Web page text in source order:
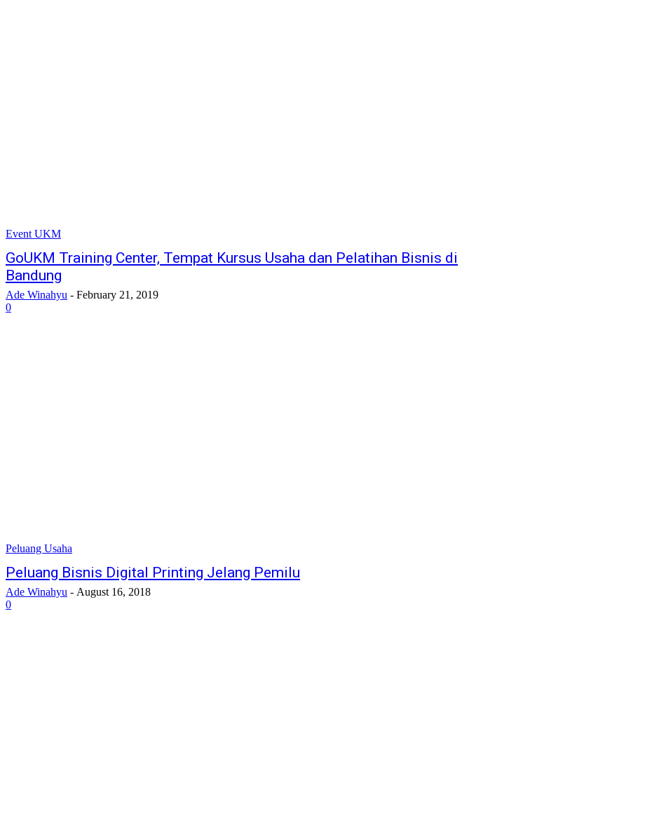
Event UKM
GoUKM Training Center, Tempat Kursus Usaha dan Pelatihan Bisnis di
Bandung
Ade Winahyu - February 21, 2019
0
Peluang Usaha
Peluang Bisnis Digital Printing Jelang Pemilu
Ade Winahyu - August 16, 2018
0